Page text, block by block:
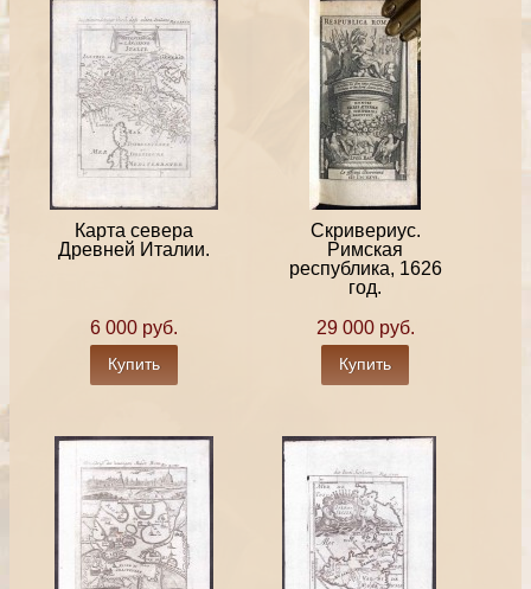
Карта севера
Древней Италии.
6 000 руб.
Купить
Скривериус.
Римская
республика, 1626
год.
29 000 руб.
Купить